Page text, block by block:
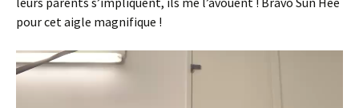
pour cet aigle magnifique !